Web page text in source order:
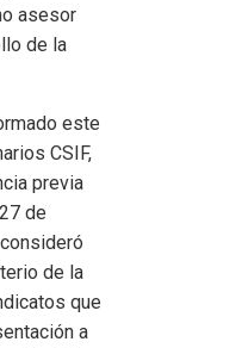
asesor
de la
este
CSIF,
previa
de
de la
que
a